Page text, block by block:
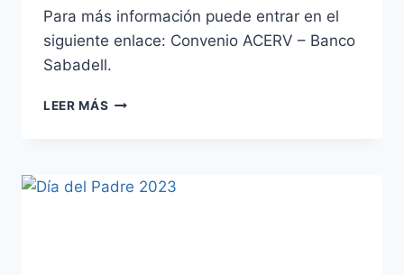
Para más información puede entrar en el
siguiente enlace: Convenio ACERV – Banco
Sabadell.
LEER MÁS CONVENIO